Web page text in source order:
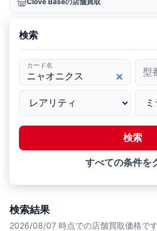
検索
カード名
型
検索
すべての条件を
検索結果
2026/08/07 時点での店舗買取価格です